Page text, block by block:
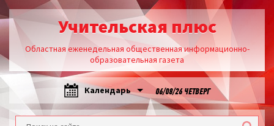
Учительская плюс
Областная еженедельная общественная информационно-
образовательная газета
Календарь 06/08/26 ЧЕТВЕРГ